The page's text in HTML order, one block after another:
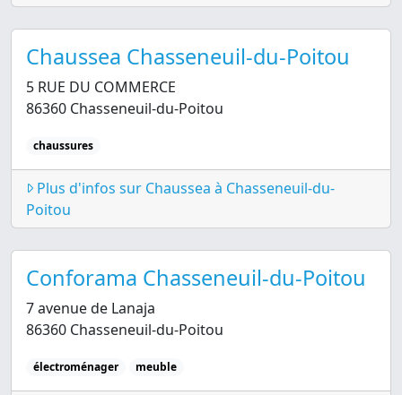
Chaussea Chasseneuil-du-Poitou
5 RUE DU COMMERCE
86360 Chasseneuil-du-Poitou
chaussures
Plus d'infos sur Chaussea à Chasseneuil-du-
Poitou
Conforama Chasseneuil-du-Poitou
7 avenue de Lanaja
86360 Chasseneuil-du-Poitou
électroménager meuble